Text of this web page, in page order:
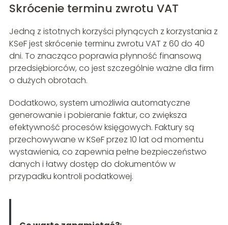
Skrócenie terminu zwrotu VAT
Jedną z istotnych korzyści płynących z korzystania z
KSeF jest skrócenie terminu zwrotu VAT z 60 do 40
dni. To znacząco poprawia płynność finansową
przedsiębiorców, co jest szczególnie ważne dla firm
o dużych obrotach.
Dodatkowo, system umożliwia automatyczne
generowanie i pobieranie faktur, co zwiększa
efektywność procesów księgowych. Faktury są
przechowywane w KSeF przez 10 lat od momentu
wystawienia, co zapewnia pełne bezpieczeństwo
danych i łatwy dostęp do dokumentów w
przypadku kontroli podatkowej.